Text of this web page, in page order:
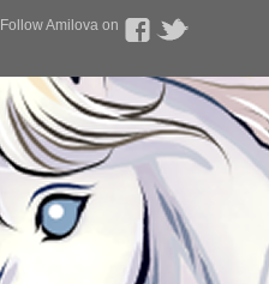
Follow Amilova on